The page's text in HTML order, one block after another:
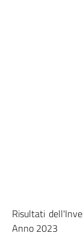
Risultati
Anno 2023